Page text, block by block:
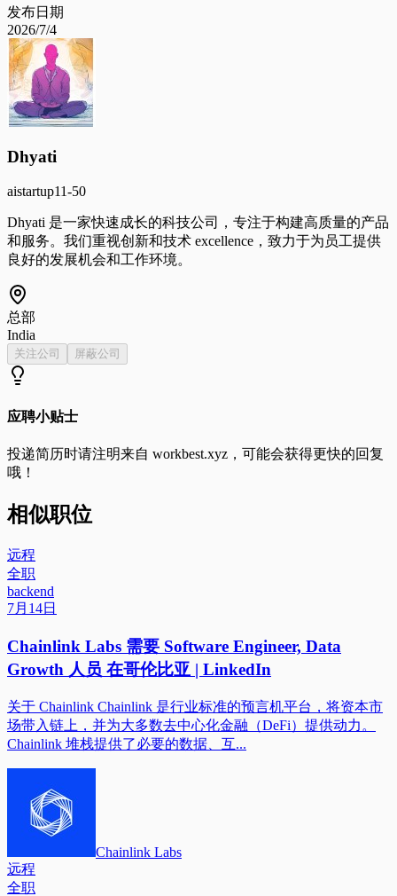
发布日期
2026/7/4
Dhyati
aistartup11-50
Dhyati 是一家快速成长的科技公司，专注于构建高质量的产品
和服务。我们重视创新和技术 excellence，致力于为员工提供
良好的发展机会和工作环境。
总部
India
关注公司 屏蔽公司
应聘小贴士
投递简历时请注明来自 workbest.xyz ，可能会获得更快的回复
哦！
相似职位
远程
全职
backend
7月14日
Chainlink Labs 需要 Software Engineer, Data
Growth 人员 在哥伦比亚 | LinkedIn
关于 Chainlink Chainlink 是行业标准的预言机平台，将资本市
场带入链上，并为大多数去中心化金融（DeFi）提供动力。
Chainlink 堆栈提供了必要的数据、互...
Chainlink Labs
远程
全职